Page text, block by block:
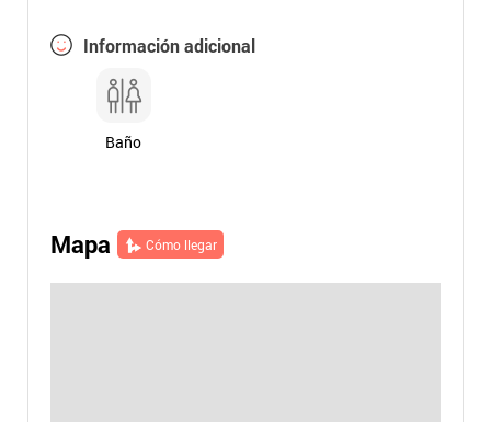
Información adicional
Baño
Mapa Cómo llegar